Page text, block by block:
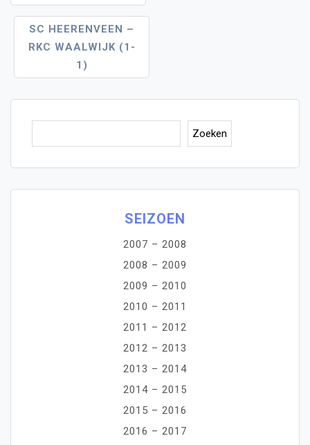
SC HEERENVEEN –
RKC WAALWIJK (1-
1)
Zoeken
SEIZOEN
2007 – 2008
2008 – 2009
2009 – 2010
2010 – 2011
2011 – 2012
2012 – 2013
2013 – 2014
2014 – 2015
2015 – 2016
2016 – 2017